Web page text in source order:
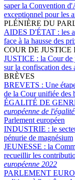
saper la Convention
exceptionnel pour les
PLÉNIÈRE DU
AIDES D'ÉTAT : les
face à la hausse des
COUR DE JUSTICE
JUSTICE : la Cour de
sur la confiscation des
BRÈVES
BREVETS : Une
de la Cour unifiée des
ÉGALITÉ DE
européenne de
Parlement européen
INDUSTRIE : le
pénurie de magnésium
JEUNESSE : la
recueillir les
européenne 2022
PARLEMENT